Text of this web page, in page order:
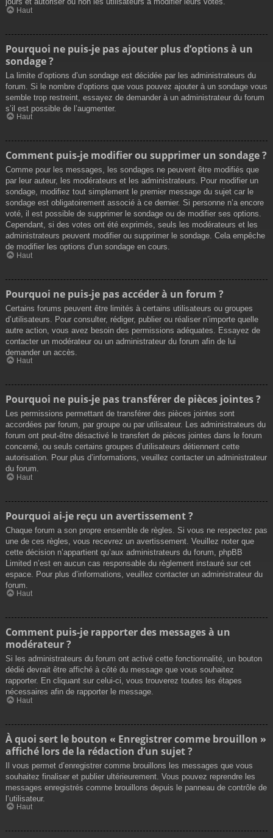
Haut
Pourquoi ne puis-je pas ajouter plus d’options à un
sondage ?
La limite d’options d’un sondage est décidée par les administrateurs du
forum. Si le nombre d’options que vous pouvez ajouter à un sondage vous
semble trop restreint, essayez de demander à un administrateur du forum
s’il est possible de l’augmenter.
Haut
Comment puis-je modifier ou supprimer un sondage ?
Comme pour les messages, les sondages ne peuvent être modifiés que
par leur auteur, les modérateurs et les administrateurs. Pour modifier un
sondage, modifiez tout simplement le premier message du sujet car le
sondage est obligatoirement associé à ce dernier. Si personne n’a encore
voté, il est possible de supprimer le sondage ou de modifier ses options.
Cependant, si des votes ont été exprimés, seuls les modérateurs et les
administrateurs peuvent modifier ou supprimer le sondage. Cela empêche
de modifier les options d’un sondage en cours.
Haut
Pourquoi ne puis-je pas accéder à un forum ?
Certains forums peuvent être limités à certains utilisateurs ou groupes
d’utilisateurs. Pour consulter, rédiger, publier ou réaliser n’importe quelle
autre action, vous avez besoin des permissions adéquates. Essayez de
contacter un modérateur ou un administrateur du forum afin de lui
demander un accès.
Haut
Pourquoi ne puis-je pas transférer de pièces jointes ?
Les permissions permettant de transférer des pièces jointes sont
accordées par forum, par groupe ou par utilisateur. Les administrateurs du
forum ont peut-être désactivé le transfert de pièces jointes dans le forum
concerné, ou seuls certains groupes d’utilisateurs détiennent cette
autorisation. Pour plus d’informations, veuillez contacter un administrateur
du forum.
Haut
Pourquoi ai-je reçu un avertissement ?
Chaque forum a son propre ensemble de règles. Si vous ne respectez pas
une de ces règles, vous recevrez un avertissement. Veuillez noter que
cette décision n’appartient qu’aux administrateurs du forum, phpBB
Limited n’est en aucun cas responsable du règlement instauré sur cet
espace. Pour plus d’informations, veuillez contacter un administrateur du
forum.
Haut
Comment puis-je rapporter des messages à un
modérateur ?
Si les administrateurs du forum ont activé cette fonctionnalité, un bouton
dédié devrait être affiché à côté du message que vous souhaitez
rapporter. En cliquant sur celui-ci, vous trouverez toutes les étapes
nécessaires afin de rapporter le message.
Haut
À quoi sert le bouton « Enregistrer comme brouillon »
affiché lors de la rédaction d’un sujet ?
Il vous permet d’enregistrer comme brouillons les messages que vous
souhaitez finaliser et publier ultérieurement. Vous pouvez reprendre les
messages enregistrés comme brouillons depuis le panneau de contrôle de
l’utilisateur.
Haut